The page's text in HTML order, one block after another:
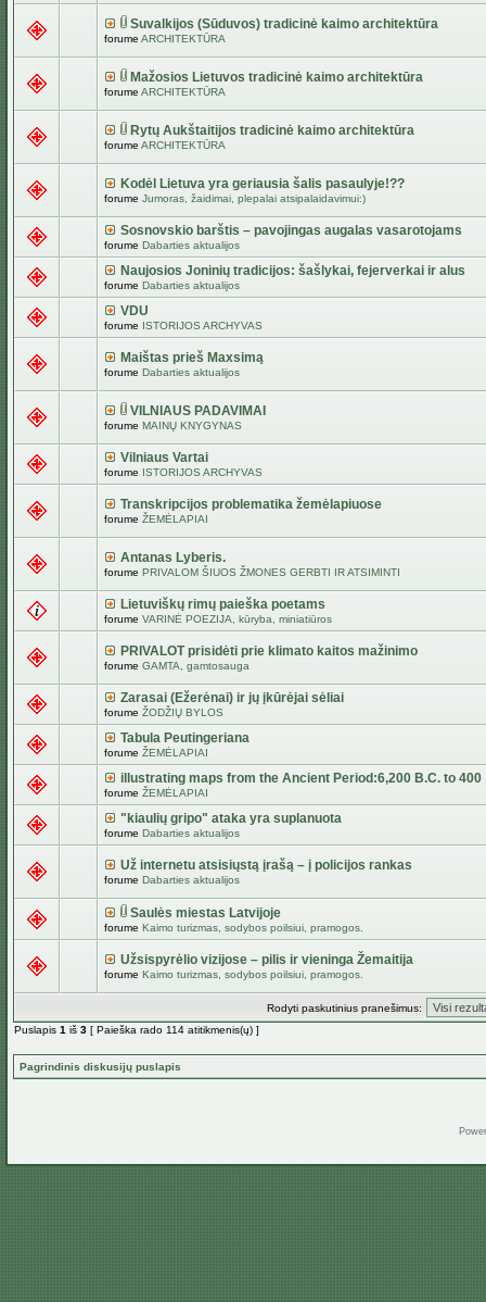
Suvalkijos (Sūduvos) tradicinė kaimo architektūra
forume ARCHITEKTŪRA
Mažosios Lietuvos tradicinė kaimo architektūra
forume ARCHITEKTŪRA
Rytų Aukštaitijos tradicinė kaimo architektūra
forume ARCHITEKTŪRA
Kodėl Lietuva yra geriausia šalis pasaulyje!??
forume Jumoras, žaidimai, plepalai atsipalaidavimui:)
Sosnovskio barštis – pavojingas augalas vasarotojams
forume Dabarties aktualijos
Naujosios Joninių tradicijos: šašlykai, fejerverkai ir alus
forume Dabarties aktualijos
VDU
forume ISTORIJOS ARCHYVAS
Maištas prieš Maxsimą
forume Dabarties aktualijos
VILNIAUS PADAVIMAI
forume MAINŲ KNYGYNAS
Vilniaus Vartai
forume ISTORIJOS ARCHYVAS
Transkripcijos problematika žemėlapiuose
forume ŽEMĖLAPIAI
Antanas Lyberis.
forume PRIVALOM ŠIUOS ŽMONES GERBTI IR ATSIMINTI
Lietuviškų rimų paieška poetams
forume VARINĖ POEZIJA, kūryba, miniatiūros
PRIVALOT prisidėti prie klimato kaitos mažinimo
forume GAMTA, gamtosauga
Zarasai (Ežerėnai) ir jų įkūrėjai sėliai
forume ŽODŽIŲ BYLOS
Tabula Peutingeriana
forume ŽEMĖLAPIAI
illustrating maps from the Ancient Period:6,200 B.C. to 400
forume ŽEMĖLAPIAI
"kiaulių gripo" ataka yra suplanuota
forume Dabarties aktualijos
Už internetu atsisiųstą įrašą – į policijos rankas
forume Dabarties aktualijos
Saulės miestas Latvijoje
forume Kaimo turizmas, sodybos poilsiui, pramogos.
Užsispyrėlio vizijose – pilis ir vieninga Žemaitija
forume Kaimo turizmas, sodybos poilsiui, pramogos.
Rodyti paskutinius pranešimus:
Puslapis 1 iš 3 [ Paieška rado 114 atitikmenis(ų) ]
Pagrindinis diskusijų puslapis